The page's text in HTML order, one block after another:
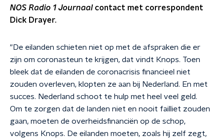
NOS Radio 1 Journaal contact met correspondent
Dick Drayer.
"De eilanden schieten niet op met de afspraken die er
zijn om coronasteun te krijgen, dat vindt Knops. Toen
bleek dat de eilanden de coronacrisis financieel niet
zouden overleven, klopten ze aan bij Nederland. En met
succes. Nederland schoot te hulp met heel veel geld.
Om te zorgen dat de landen niet en nooit failliet zouden
gaan, moeten de overheidsfinanciën op de schop,
volgens Knops. De eilanden moeten, zoals hij zelf zegt,